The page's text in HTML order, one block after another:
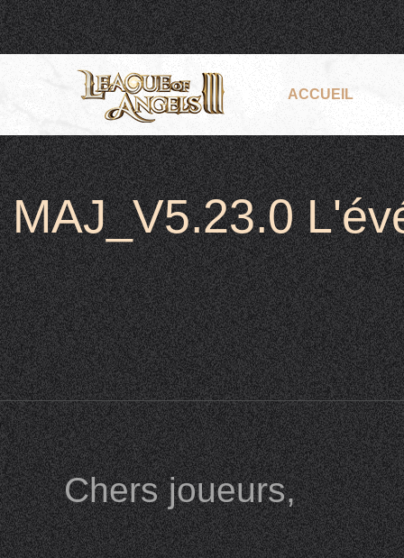
ACCUEIL
MAJ_V5.23.0
Chers joueurs,